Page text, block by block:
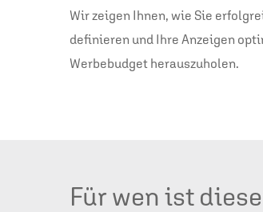
Wir zeigen Ihnen, wie Sie
definieren und Ihre Anzeigen
Werbebudget herauszuholen.
Für wen ist